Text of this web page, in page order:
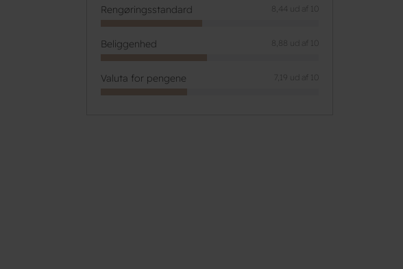
Rengøringsstandard 8,44 ud af 10
Beliggenhed 8,88 ud af 10
Valuta for pengene 7,19 ud af 10